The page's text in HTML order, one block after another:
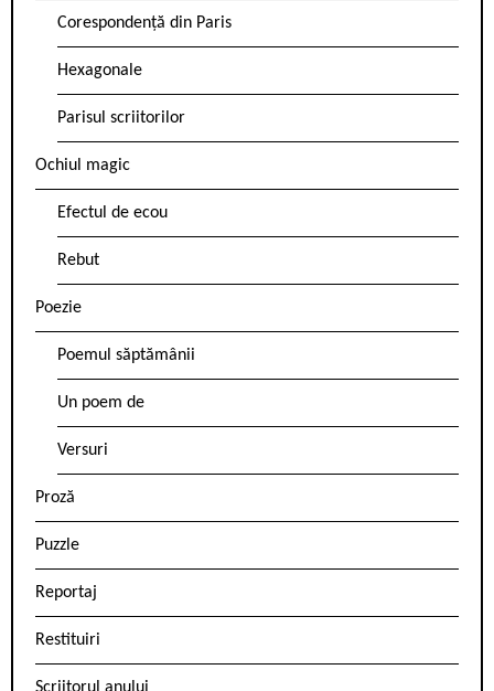
Corespondență din Paris
Hexagonale
Parisul scriitorilor
Ochiul magic
Efectul de ecou
Rebut
Poezie
Poemul săptămânii
Un poem de
Versuri
Proză
Puzzle
Reportaj
Restituiri